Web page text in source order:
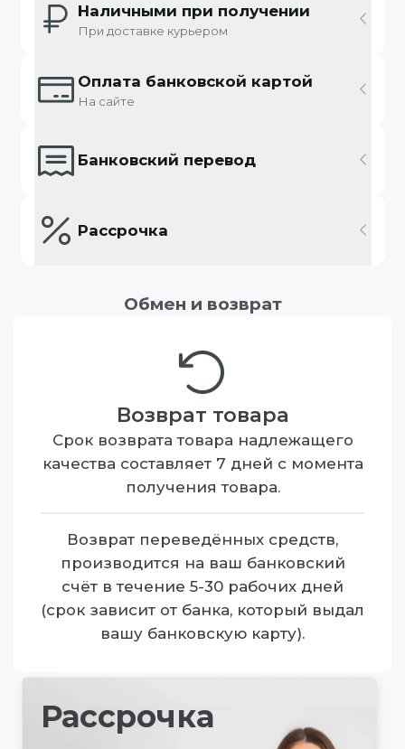
Наличными при получении
При доставке курьером
Оплата банковской картой
На сайте
Банковский перевод
Рассрочка
Обмен и возврат
Возврат товара
Срок возврата товара надлежащего
качества составляет 7 дней с момента
получения товара.
Возврат переведённых средств,
производится на ваш банковский
счёт в течение 5-30 рабочих дней
(срок зависит от банка, который выдал
вашу банковскую карту).
Рассрочка